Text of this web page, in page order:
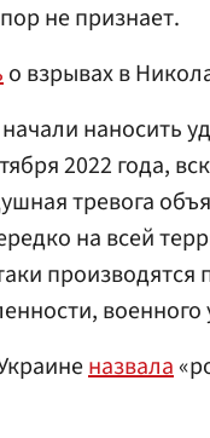
не признает.
о взрывах в
наносить
2022 года,
тревога
на всей
производятся
военного
назвала